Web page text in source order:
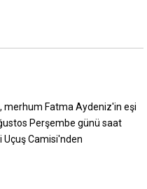
Fatma Aydeniz'in eşi
Perşembe günü saat
Uçuş Camisi'nden